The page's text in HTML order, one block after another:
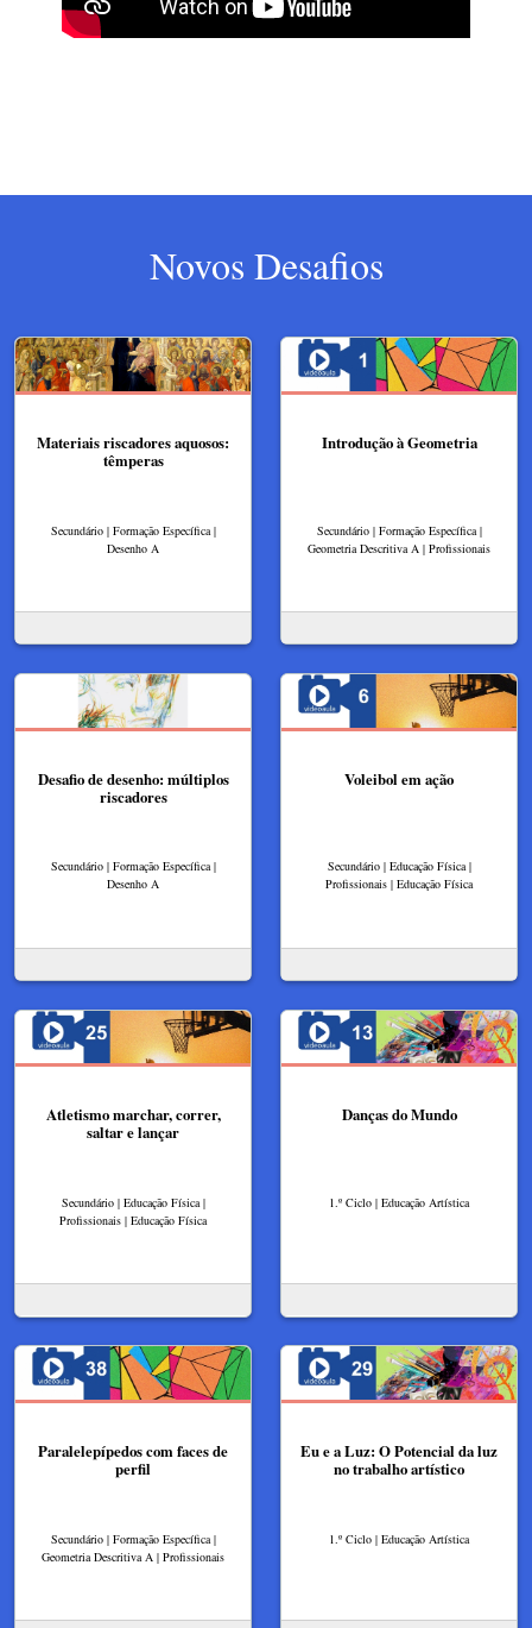
Novos Desafios
Materiais riscadores aquosos:
têmperas
Secundário | Formação Específica |
Desenho A
Introdução à Geometria
Secundário | Formação Específica |
Geometria Descritiva A | Profissionais
Desafio de desenho: múltiplos
riscadores
Secundário | Formação Específica |
Desenho A
Voleibol em ação
Secundário | Educação Física |
Profissionais | Educação Física
Atletismo marchar, correr,
saltar e lançar
Secundário | Educação Física |
Profissionais | Educação Física
Danças do Mundo
1.º Ciclo | Educação Artística
Paralelepípedos com faces de
perfil
Secundário | Formação Específica |
Geometria Descritiva A | Profissionais
Eu e a Luz: O Potencial da luz
no trabalho artístico
1.º Ciclo | Educação Artística